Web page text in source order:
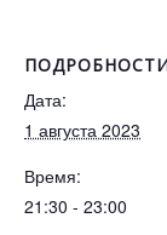
Дата:
1 августа 2023
Время:
21:30 - 23:00